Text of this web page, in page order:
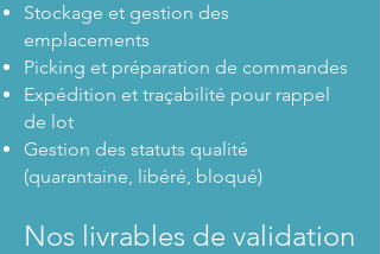
Stockage et gestion des
emplacements
Picking et préparation de commandes
Expédition et traçabilité pour rappel
de lot
Gestion des statuts qualité
(quarantaine, libéré, bloqué)
Nos livrables de validation